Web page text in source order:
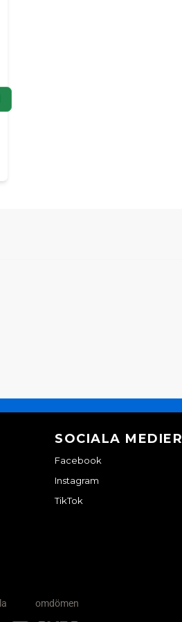
SOCIALA MEDIER
Facebook
Instagram
TikTok